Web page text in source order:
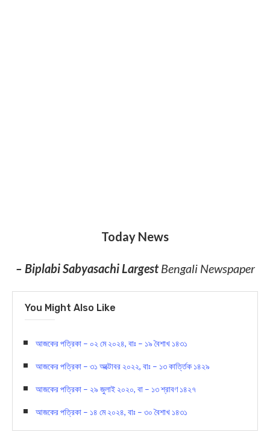
Today News
– Biplabi Sabyasachi LargestBengali Newspaper
You Might Also Like
আজকের পত্রিকা – ০২ মে ২০২৪, বাঃ – ১৯ বৈশাখ ১৪৩১
আজকের পত্রিকা – ৩১ অক্টোবর ২০২২, বাঃ – ১৩ কার্ত্তিক ১৪২৯
আজকের পত্রিকা – ২৯ জুলাই ২০২০, বা – ১৩ শ্রাবণ ১৪২৭
আজকের পত্রিকা – ১৪ মে ২০২৪, বাঃ – ৩০ বৈশাখ ১৪৩১